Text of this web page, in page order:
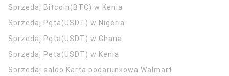
Sprzedaj Bitcoin(BTC) w Kenia
Sprzedaj Pęta(USDT) w Nigeria
Sprzedaj Pęta(USDT) w Ghana
Sprzedaj Pęta(USDT) w Kenia
Sprzedaj saldo Karta podarunkowa Walmart